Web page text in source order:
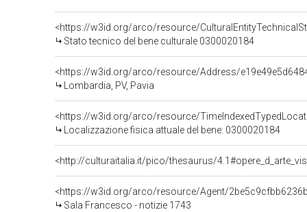
<https://w3id.org/arco/resource/
Stato tecnico del bene culturale 0300020184
<https://w3id.org/arco/resource/Address/
Lombardia, PV, Pavia
<https://w3id.org/arco/resource/
Localizzazione fisica attuale del bene: 0300020184
<http://culturaitalia.it/pico/thesaurus/
<https://w3id.org/arco/resource/Agent/
Sala Francesco - notizie 1743